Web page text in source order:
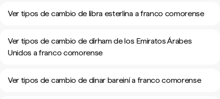
Ver tipos de cambio de libra esterlina a franco comorense
Ver tipos de cambio de dírham de los Emiratos Árabes
Unidos a franco comorense
Ver tipos de cambio de dinar bareiní a franco comorense